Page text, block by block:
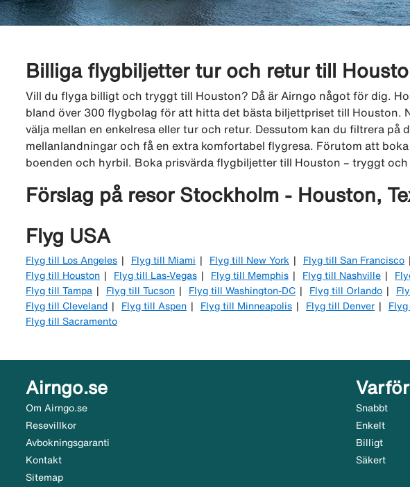
Billiga flygbiljetter tur och retur till
Vill du flyga billigt och tryggt till Houston? Då är Airngo något för dig.
bland över 300 flygbolag för att hitta det bästa biljettpriset till Houston.
välja mellan en enkelresa eller tur och retur. Dessutom kan du filtrera på
mellanlandningar och få en extra komfortabel flygresa. Förutom att
boenden och hyrbil. Boka prisvärda flygbiljetter till Houston – tryggt och
Förslag på resor Stockholm - Houston,
Flyg USA
Flyg till Los Angeles Flyg till Miami Flyg till New York Flyg till San Francisco
Flyg till Houston
Flyg till Las-Vegas Flyg till Memphis Flyg till Nashville
Flyg till Tampa
Flyg till Tucson Flyg till Washington-DC Flyg till Orlando
Flyg till Cleveland
Flyg till Aspen Flyg till Minneapolis Flyg till Denver
Flyg till Sacramento
Airngo.se
Om Airngo.se
Resevillkor
Avbokningsgaranti
Kontakt
Sitemap
Snabbt
Enkelt
Billigt
Säkert